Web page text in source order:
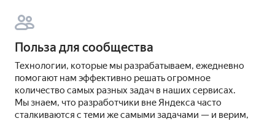
Польза для сообщества
Технологии, которые мы разрабатываем, ежедневно
помогают нам эффективно решать огромное
количество самых разных задач в наших сервисах.
Мы знаем, что разработчики вне Яндекса часто
сталкиваются с теми же самыми задачами — и верим,